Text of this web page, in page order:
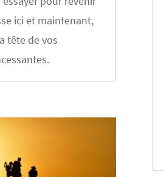
ici et maintenant,
tête de vos